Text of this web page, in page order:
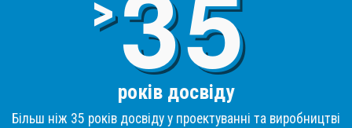
>
років досвіду
Більш ніж 35 років досвіду у проектуванні та виробництві